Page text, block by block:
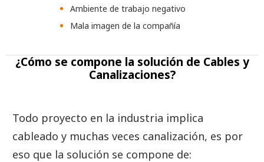
Ambiente de trabajo negativo
Mala imagen de la compañía
¿Cómo se compone la solución de Cables y
Canalizaciones?
Todo proyecto en la industria implica
cableado y muchas veces canalización, es por
eso que la solución se compone de: